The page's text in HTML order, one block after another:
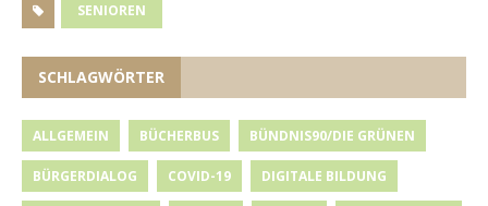
SENIOREN
SCHLAGWÖRTER
ALLGEMEIN BÜCHERBUS BÜNDNIS90/DIE GRÜNEN
BÜRGERDIALOG COVID-19 DIGITALE BILDUNG